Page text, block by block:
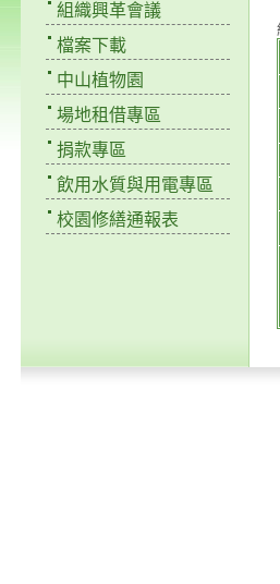
組織興革會議
檔案下載
中山植物園
場地租借專區
捐款專區
飲用水質與用電專區
校園修繕通報表